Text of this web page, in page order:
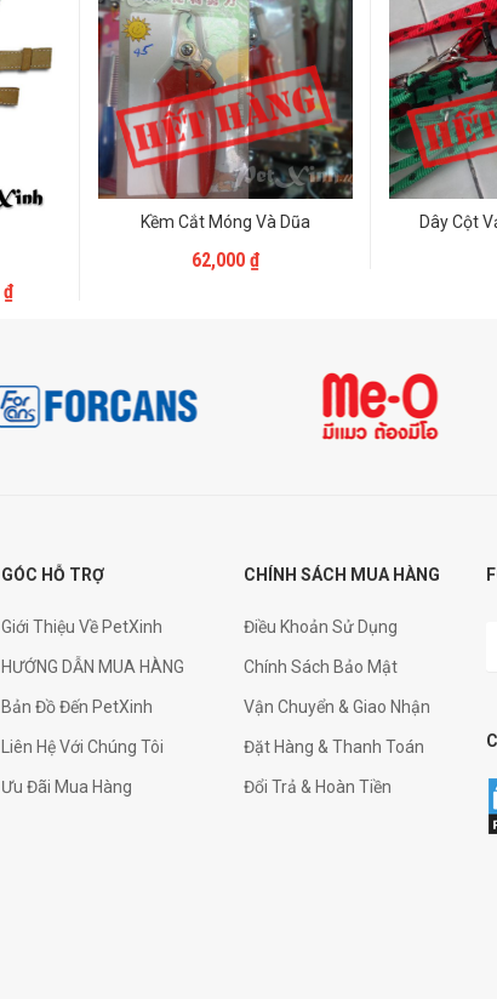
₫
Kềm Cắt Móng Và Dũa
62,000 ₫
Liên Hệ
Dây Cột
GÓC HỖ TRỢ
Giới Thiệu Về PetXinh
HƯỚNG DẪN MUA HÀNG
Bản Đồ Đến PetXinh
Liên Hệ Với Chúng Tôi
Ưu Đãi Mua Hàng
CHÍNH SÁCH MUA HÀNG
Điều Khoản Sử Dụng
Chính Sách Bảo Mật
Vận Chuyển & Giao Nhận
Đặt Hàng & Thanh Toán
Đổi Trả & Hoàn Tiền